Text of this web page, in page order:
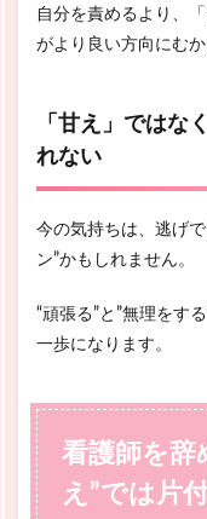
自分を責めるより、
がより良い方向にむか
「甘え」ではな
れない
今の気持ちは、逃げ
ン”かもしれません。
“頑張る”と”無理をす
一歩になります。
看護師を辞
え”では片